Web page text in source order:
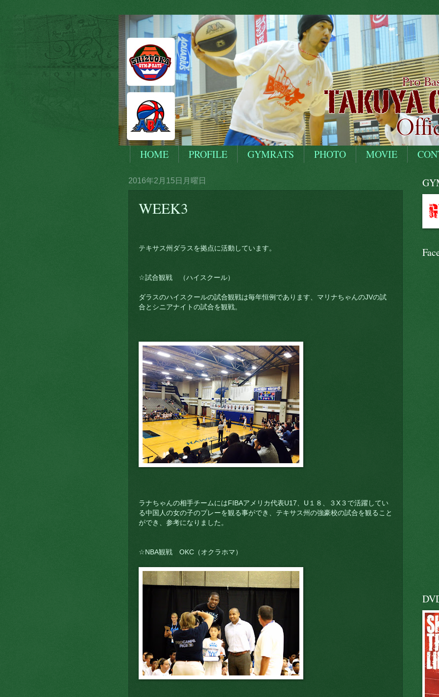
HOME PROFILE GYMRATS PHOTO MOVIE
2016年2月15日月曜日
WEEK3
テキサス州ダラスを拠点に活動しています。
☆試合観戦 （ハイスクール）
ダラスのハイスクールの試合観戦は毎年恒例であります、マリナちゃんのJVの試
合とシニアナイトの試合を観戦。
ラナちゃんの相手チームにはFIBAアメリカ代表U17、U１８、３X３で活躍してい
る中国人の女の子のプレーを観る事ができ、テキサス州の強豪校の試合を観ること
ができ、参考になりました。
☆NBA観戦 OKC（オクラホマ）